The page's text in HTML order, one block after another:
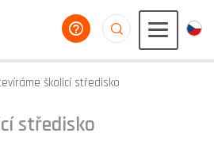
poradíme vám
školicí středisko
středisko